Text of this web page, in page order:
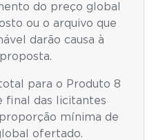
do preço global
ou o arquivo que
darão causa à
para o Produto 8
final das licitantes
mínima de
ofertado.